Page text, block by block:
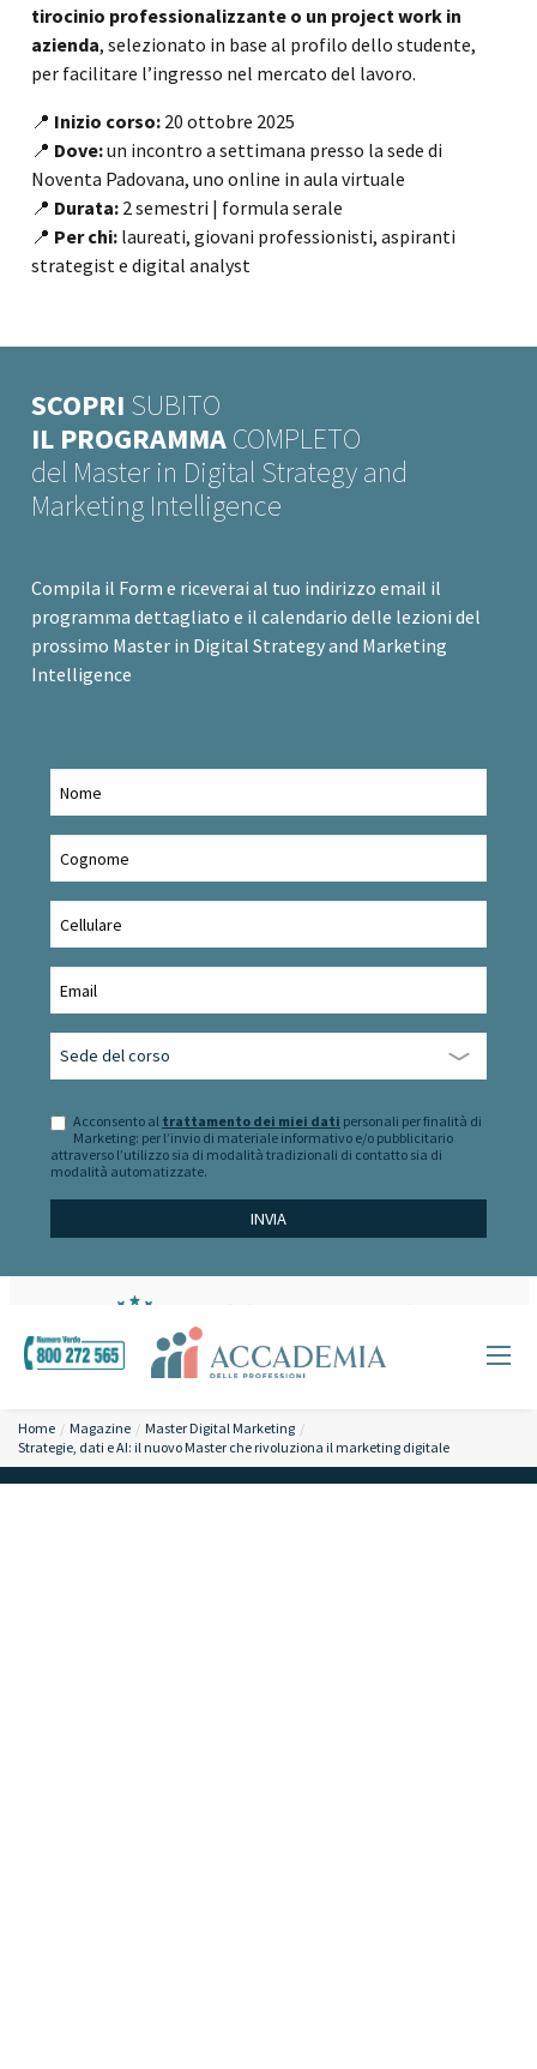
Home Magazine
Master Digital Marketing
Strategie, dati e AI: il nuovo Master che rivoluziona il marketing digitale
tirocinio professionalizzante o un project work in
azienda, selezionato in base al profilo dello studente,
per facilitare l’ingresso nel mercato del lavoro.
📍 Inizio corso: 20 ottobre 2025
📍 Dove:un incontro a settimana presso la sede di
Noventa Padovana, uno online in aula virtuale
📍 Durata: 2 semestri | formula serale
📍 Per chi: laureati, giovani professionisti, aspiranti
strategist e digital analyst
SCOPRI SUBITO
IL PROGRAMMACOMPLETO
del Master in Digital Strategy and
Marketing Intelligence
Compila il Form e riceverai al tuo indirizzo email il
programma dettagliato e il calendario delle lezioni del
prossimo Master in Digital Strategy and Marketing
Intelligence
Acconsento al trattamento dei miei dati personali per finalità di
Marketing: per l’invio di materiale informativo e/o pubblicitario
attraverso l’utilizzo sia di modalità tradizionali di contatto sia di
modalità automatizzate.